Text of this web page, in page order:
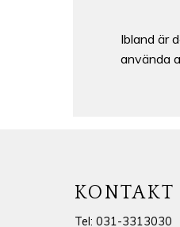
Ibland är
använda
KONTAKT
Tel: 031-3313030